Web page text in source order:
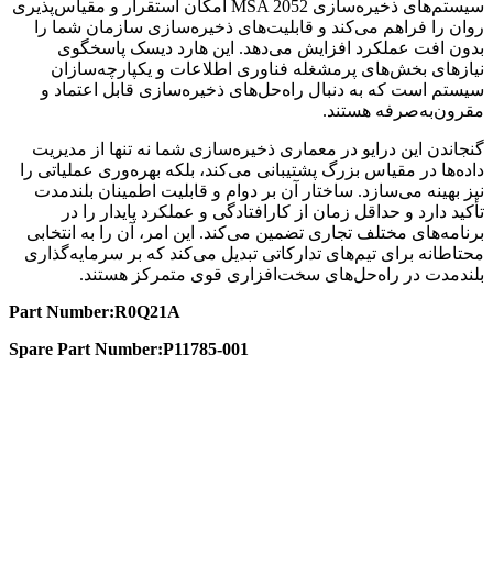
سیستم‌های ذخیره‌سازی MSA 2052 امکان استقرار و مقیاس‌پذیری
روان را فراهم می‌کند و قابلیت‌های ذخیره‌سازی سازمان شما را
بدون افت عملکرد افزایش می‌دهد. این هارد دیسک پاسخگوی
نیازهای بخش‌های پرمشغله فناوری اطلاعات و یکپارچه‌سازان
سیستم است که به دنبال راه‌حل‌های ذخیره‌سازی قابل اعتماد و
مقرون‌به‌صرفه هستند.
گنجاندن این درایو در معماری ذخیره‌سازی شما نه تنها از مدیریت
داده‌ها در مقیاس بزرگ پشتیبانی می‌کند، بلکه بهره‌وری عملیاتی را
نیز بهینه می‌سازد. ساختار آن بر دوام و قابلیت اطمینان بلندمدت
تأکید دارد و حداقل زمان از کارافتادگی و عملکرد پایدار را در
برنامه‌های مختلف تجاری تضمین می‌کند. این امر، آن را به انتخابی
محتاطانه برای تیم‌های تدارکاتی تبدیل می‌کند که بر سرمایه‌گذاری
بلندمدت در راه‌حل‌های سخت‌افزاری قوی متمرکز هستند.
Part Number:R0Q21A
Spare Part Number:P11785-001